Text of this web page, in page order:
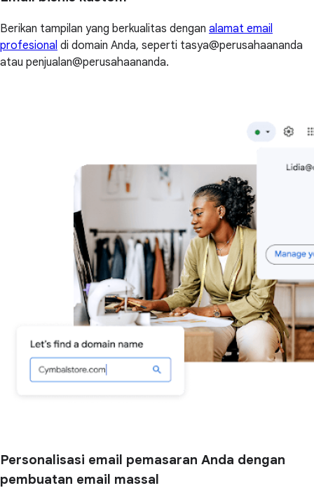
Berikan tampilan yang berkualitas dengan alamat email
profesional di domain Anda, seperti tasya@perusahaananda
atau penjualan@perusahaananda.
Personalisasi email pemasaran Anda dengan
pembuatan email massal